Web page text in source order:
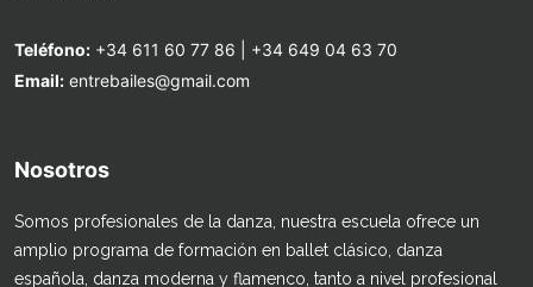
Teléfono: +34 611 60 77 86
+34 649 04 63 70
Email: entrebailes@gmail.com
Nosotros
Somos profesionales de la danza, nuestra escuela ofrece un
amplio programa de formación en ballet clásico, danza
española, danza moderna y flamenco, tanto a nivel profesional